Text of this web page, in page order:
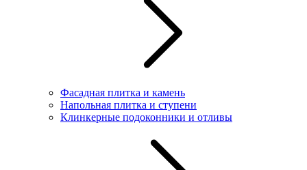
Фасадная плитка и камень
Напольная плитка и ступени
Клинкерные подоконники и отливы